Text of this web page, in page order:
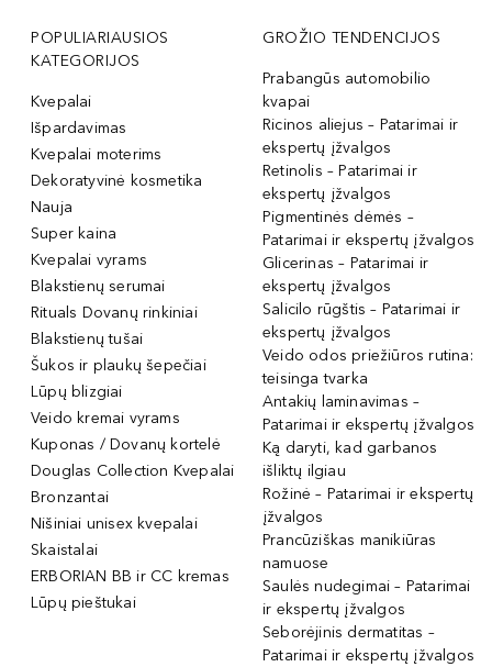
POPULIARIAUSIOS
KATEGORIJOS
Kvepalai
Išpardavimas
Kvepalai moterims
Dekoratyvinė kosmetika
Nauja
Super kaina
Kvepalai vyrams
Blakstienų serumai
Rituals Dovanų rinkiniai
Blakstienų tušai
Šukos ir plaukų šepečiai
Lūpų blizgiai
Veido kremai vyrams
Kuponas / Dovanų kortelė
Douglas Collection Kvepalai
Bronzantai
Nišiniai unisex kvepalai
Skaistalai
ERBORIAN BB ir CC kremas
Lūpų pieštukai
GROŽIO TENDENCIJOS
Prabangūs automobilio
kvapai
Ricinos aliejus – Patarimai ir
ekspertų įžvalgos
Retinolis – Patarimai ir
ekspertų įžvalgos
Pigmentinės dėmės –
Patarimai ir ekspertų įžvalgos
Glicerinas – Patarimai ir
ekspertų įžvalgos
Salicilo rūgštis – Patarimai ir
ekspertų įžvalgos
Veido odos priežiūros rutina:
teisinga tvarka
Antakių laminavimas –
Patarimai ir ekspertų įžvalgos
Ką daryti, kad garbanos
išliktų ilgiau
Rožinė – Patarimai ir ekspertų
įžvalgos
Prancūziškas manikiūras
namuose
Saulės nudegimai – Patarimai
ir ekspertų įžvalgos
Seborėjinis dermatitas –
Patarimai ir ekspertų įžvalgos